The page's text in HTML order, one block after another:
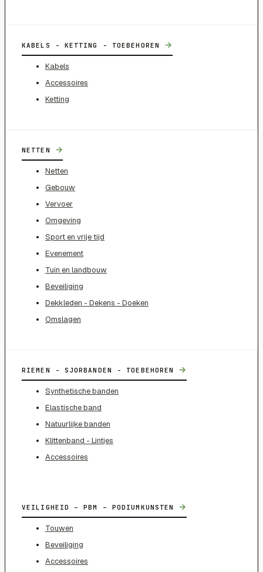
KABELS - KETTING - TOEBEHOREN →
Kabels
Accessoires
Ketting
NETTEN →
Netten
Gebouw
Vervoer
Omgeving
Sport en vrije tijd
Evenement
Tuin en landbouw
Beveiliging
Dekkleden - Dekens - Doeken
Omslagen
RIEMEN - SJORBANDEN - TOEBEHOREN →
Synthetische banden
Elastische band
Natuurlijke banden
Klittenband - Lintjes
Accessoires
VEILIGHEID – PBM – PODIUMKUNSTEN →
Touwen
Beveiliging
Accessoires